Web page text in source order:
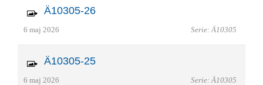
Ä10305-26
6 maj 2026 Serie: Ä10305
Ä10305-25
6 maj 2026 Serie: Ä10305